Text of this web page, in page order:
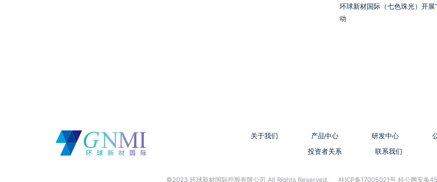
环球新材国际（七色珠光）开
动
关于我们 产品中心 研发中心
投资者关系
联系我们
©2023 环球新材国际控股有限公司 All Rights Reserved. 桂ICP备17005021号 桂公网安备